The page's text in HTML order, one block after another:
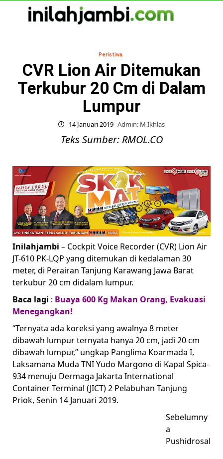
Peristiwa
CVR Lion Air Ditemukan
Terkubur 20 Cm di Dalam
Lumpur
14 Januari 2019 Admin: M Ikhlas
Teks Sumber: RMOL.CO
Inilahjambi – Cockpit Voice Recorder (CVR) Lion Air
JT-610 PK-LQP yang ditemukan di kedalaman 30
meter, di Perairan Tanjung Karawang Jawa Barat
terkubur 20 cm didalam lumpur.
Baca lagi : Buaya 600 Kg Makan Orang, Evakuasi
Menegangkan!
“Ternyata ada koreksi yang awalnya 8 meter
dibawah lumpur ternyata hanya 20 cm, jadi 20 cm
dibawah lumpur,” ungkap Panglima Koarmada I,
Laksamana Muda TNI Yudo Margono di Kapal Spica-
934 menuju Dermaga Jakarta International
Container Terminal (JICT) 2 Pelabuhan Tanjung
Priok, Senin 14 Januari 2019.
Sebelumny
a
Pushidrosal